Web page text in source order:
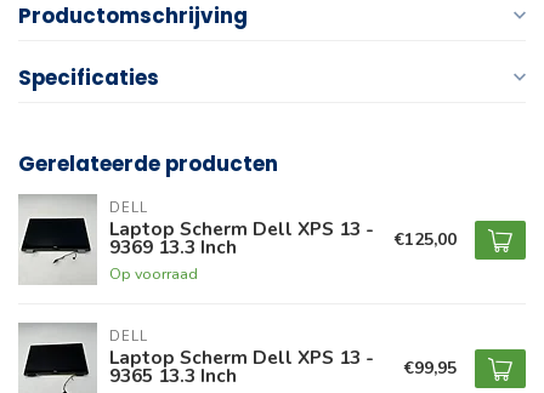
Productomschrijving
Specificaties
Gerelateerde producten
DELL
Laptop Scherm Dell XPS 13 -
9369 13.3 Inch
Op voorraad
€125,00
DELL
Laptop Scherm Dell XPS 13 -
9365 13.3 Inch €99,95